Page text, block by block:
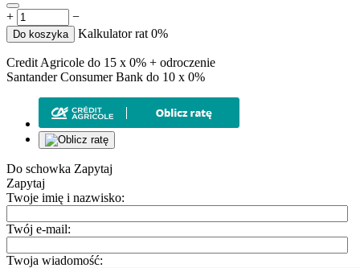
+ −
Do koszyka Kalkulator rat 0%
Credit Agricole do 15 x 0% + odroczenie
Santander Consumer Bank do 10 x 0%
Do schowka Zapytaj
Zapytaj
Twoje imię i nazwisko:
Twój e-mail:
Twoja wiadomość: